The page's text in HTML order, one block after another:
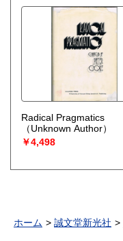
Radical Pragmatics
（Unknown Author）
￥4,498
ホーム 誠文堂新光社